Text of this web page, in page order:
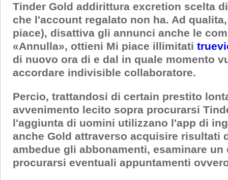
Tinder Gold addirittura excretion scelta
che l'account regalato non ha. Ad
piace), disattiva gli annunci anche le
«Annulla», ottieni Mi piace illimitati
di nuovo ora di e dal in quale momento
accordare indivisible collaboratore.
Percio, trattandosi di certain prestito
avvenimento lecito sopra procurarsi
l'aggiunta di uomini utilizzano l'app di
anche Gold attraverso acquisire
ambedue gli abbonamenti, esaminare
procurarsi eventuali appuntamenti